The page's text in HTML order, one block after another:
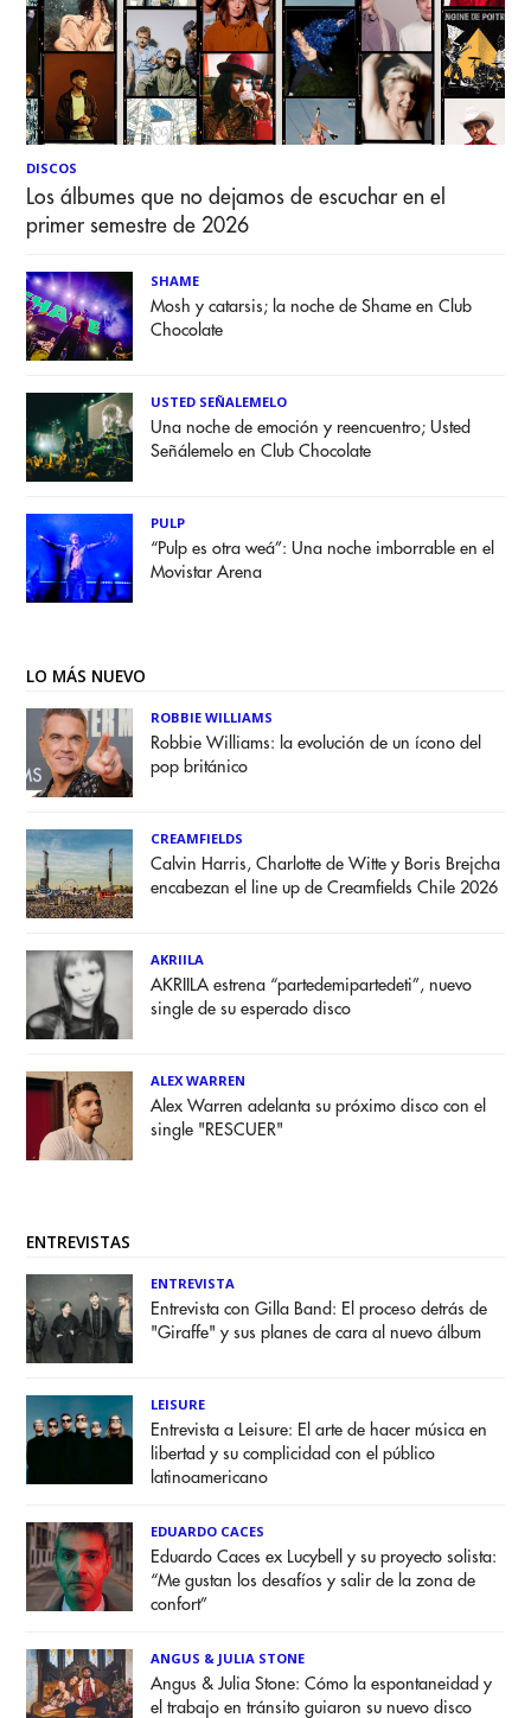
DISCOS
Los álbumes que no dejamos de escuchar en el
primer semestre de 2026
SHAME
Mosh y catarsis; la noche de Shame en Club
Chocolate
USTED SEÑALEMELO
Una noche de emoción y reencuentro; Usted
Señálemelo en Club Chocolate
PULP
“Pulp es otra weá”: Una noche imborrable en el
Movistar Arena
LO MÁS NUEVO
ROBBIE WILLIAMS
Robbie Williams: la evolución de un ícono del
pop británico
CREAMFIELDS
Calvin Harris, Charlotte de Witte y Boris Brejcha
encabezan el line up de Creamfields Chile 2026
AKRIILA
AKRIILA estrena “partedemipartedeti”, nuevo
single de su esperado disco
ALEX WARREN
Alex Warren adelanta su próximo disco con el
single "RESCUER"
ENTREVISTAS
ENTREVISTA
Entrevista con Gilla Band: El proceso detrás de
"Giraffe" y sus planes de cara al nuevo álbum
LEISURE
Entrevista a Leisure: El arte de hacer música en
libertad y su complicidad con el público
latinoamericano
EDUARDO CACES
Eduardo Caces ex Lucybell y su proyecto solista:
“Me gustan los desafíos y salir de la zona de
confort”
ANGUS & JULIA STONE
Angus & Julia Stone: Cómo la espontaneidad y
el trabajo en tránsito guiaron su nuevo disco